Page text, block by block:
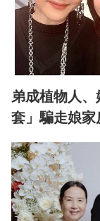
弟成植物人
套」騙走娘